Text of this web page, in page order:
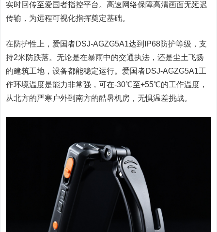
实时回传至爱国者指控平台。高速网络保障高清画面无延迟
传输，为远程可视化指挥奠定基础。
在防护性上，爱国者DSJ-AGZG5A1达到IP68防护等级，支
持2米防跌落。无论是在暴雨中的交通执法，还是尘土飞扬
的建筑工地，设备都能稳定运行。爱国者DSJ-AGZG5A1工
作环境温度是能力非常强，可在-30℃至+55℃的工作温度，
从北方的严寒户外到南方的酷暑机房，无惧温差挑战。